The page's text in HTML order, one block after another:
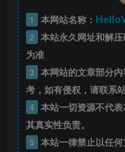
1 本网站名称：
2 本站永久网址和解压
为准
3 本网站的文章部分
考，如有侵权，请联系
4 本站一切资源不代
其真实性负责。
5 本站一律禁止以任